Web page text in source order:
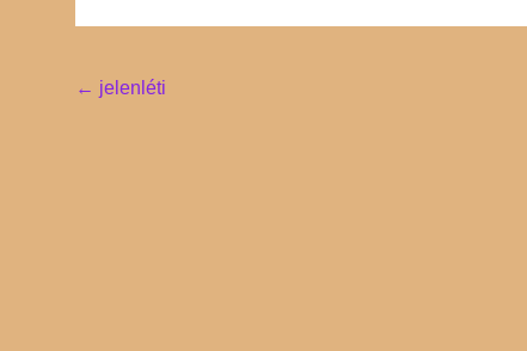
Post
← jelenléti